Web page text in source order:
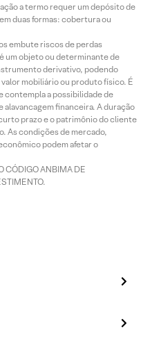
a termo requer um depósito de
duas formas: cobertura ou
embute riscos de perdas
um objeto ou determinante de
derivativo, podendo
mobiliário ou produto físico. É
contempla a possibilidade de
financeira. A duração
prazo e o patrimônio do cliente
As condições de mercado,
podem afetar o
CÓDIGO ANBIMA DE